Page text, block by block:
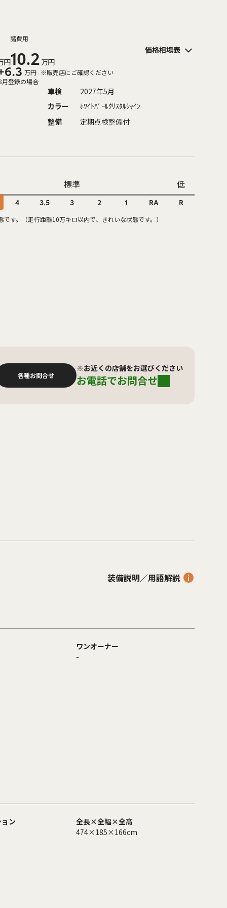
円
諸費用
10.2 万円
価格相場表
万円 ※販売店にご確認ください
登録の場合
車検
2027年5月
カラー
ﾎﾜｲﾄﾊﾟｰﾙｸﾘｽﾀﾙｼｬｲﾝ
整備
定期点検整備付
標準 低
4 3.5 3 2 1 RA R
す。（走行距離10万キロ以内で、きれいな状態です。）
各種お問合せ
※お近くの店舗をお選びください
お電話でお問合せ
装備説明／用語解説
ワンオーナー
-
ン
全長×全幅×全高
474×185×166cm